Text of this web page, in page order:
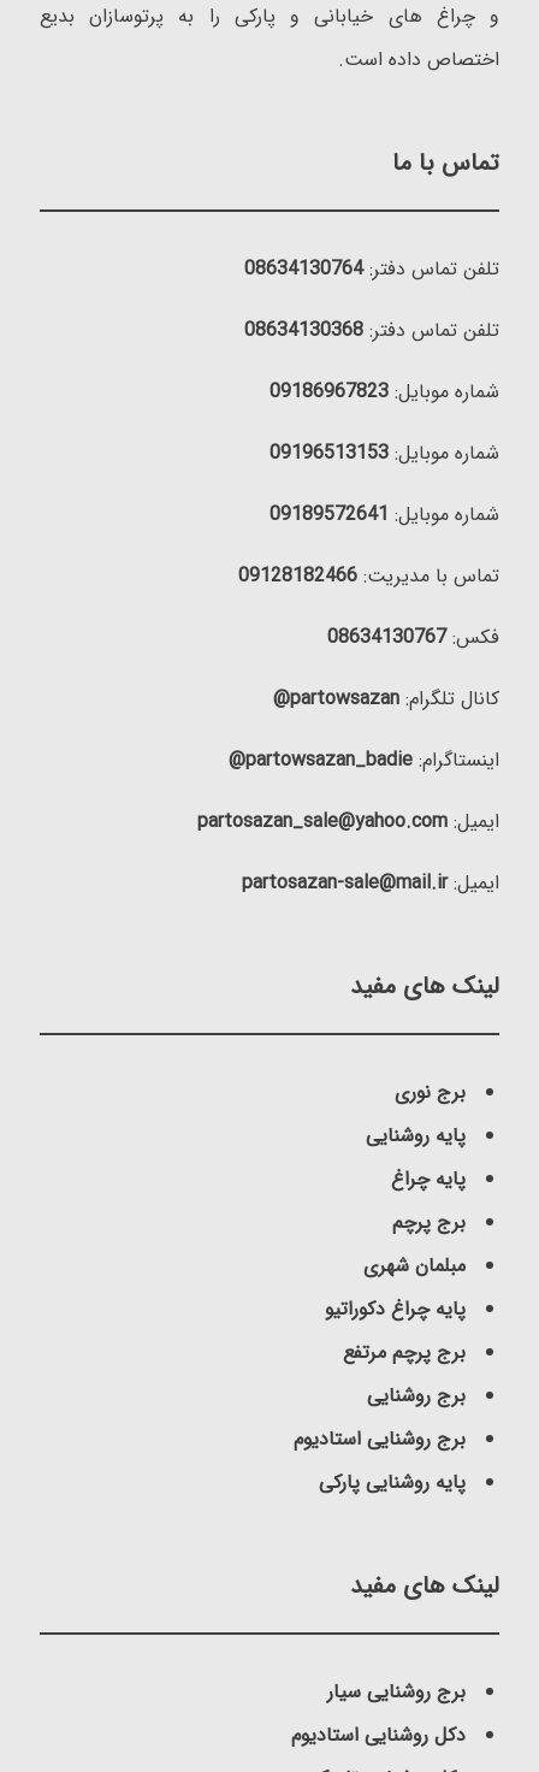
و چراغ های خیابانی و پارکی را به پرتوسازان بدیع
اختصاص داده است.
تماس با ما
تلفن تماس دفتر:08634130764
تلفن تماس دفتر:08634130368
شماره موبایل:09186967823
شماره موبایل:09196513153
شماره موبایل: 09189572641
تماس با مدیریت:09128182466
فکس:08634130767
کانال تلگرام:partowsazan@
اینستاگرام:partowsazan_badie@
ایمیل:partosazan_sale@yahoo.com
ایمیل:partosazan-sale@mail.ir
لینک های مفید
برج نوری
پایه روشنایی
پایه چراغ
برج پرچم
مبلمان شهری
پایه چراغ دکوراتیو
برج پرچم مرتفع
برج روشنایی
برج روشنایی استادیوم
پایه روشنایی پارکی
لینک های مفید
برج روشنایی سیار
دکل روشنایی استادیوم